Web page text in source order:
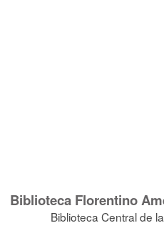
Biblioteca Florentino
Biblioteca Central de la